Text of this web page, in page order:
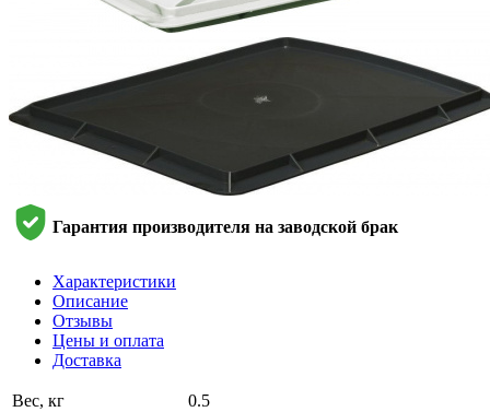
Гарантия производителя на заводской брак
Характеристики
Описание
Отзывы
Цены и оплата
Доставка
Вес, кг
0.5